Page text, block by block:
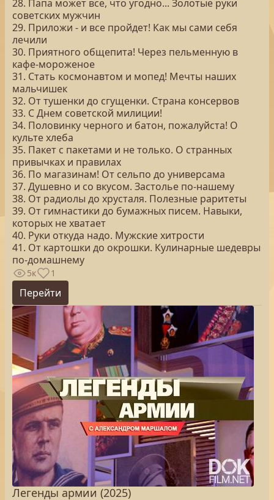
28. Папа может все, что угодно... Золотые руки
советских мужчин
29. Приложи - и все пройдет! Как мы сами себя
лечили
30. Приятного общепита! Через пельменную в
кафе-мороженое
31. Стать космонавтом и мопед! Мечты наших
мальчишек
32. От тушенки до сгущенки. Страна консервов
33. С Днем советской милиции!
34. Половинку черного и батон, пожалуйста! О
культе хлеба
35. Пакет с пакетами и не только. О странных
привычках и правилах
36. По магазинам! От сельпо до универсама
37. Душевно и со вкусом. Застолье по-нашему
38. От радиолы до хрусталя. Полезные раритеты
39. От гимнастики до бумажных писем. Навыки,
которых не хватает
40. Руки откуда надо. Мужские хитрости
41. От картошки до окрошки. Кулинарные шедевры
по-домашнему
5к 1
Перейти
Легенды армии (2025)